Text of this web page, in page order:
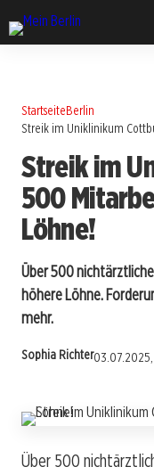
StartseiteBerlin
Streik im Uniklinikum
Streik im
500
Löhne!
Über 500
höhere Löhne.
mehr.
Sophia Richter
Über 500